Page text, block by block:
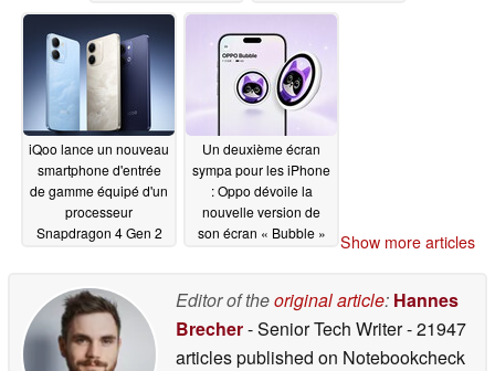
07/07/2026
8020, alors que son
prix vient d'être revu à
la baisse
iQoo lance un nouveau
smartphone d'entrée
de gamme équipé d'un
processeur
Snapdragon 4 Gen 2
Un deuxième écran
sympa pour les iPhone
: Oppo dévoile la
nouvelle version de
son écran « Bubble »
Show more articles
Editor of theoriginal article: Hannes
Brecher- Senior Tech Writer- 21947
articles published on Notebookcheck